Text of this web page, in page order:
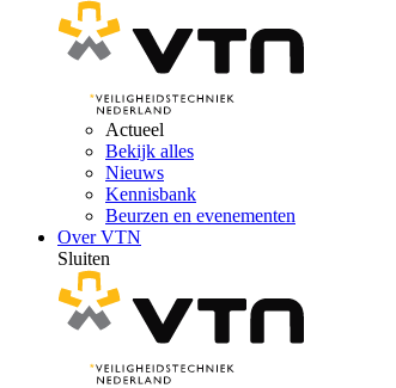
Actueel
Bekijk alles
Nieuws
Kennisbank
Beurzen en evenementen
Over VTN
Sluiten